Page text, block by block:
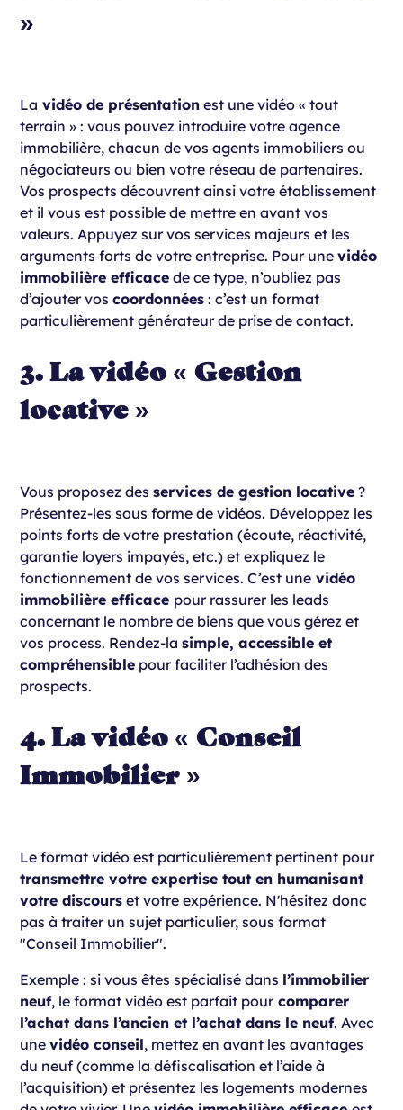
»
La vidéo de présentation est une vidéo « tout
terrain » : vous pouvez introduire votre agence
immobilière, chacun de vos agents immobiliers ou
négociateurs ou bien votre réseau de partenaires.
Vos prospects découvrent ainsi votre établissement
et il vous est possible de mettre en avant vos
valeurs. Appuyez sur vos services majeurs et les
arguments forts de votre entreprise. Pour unevidéo
immobilière efficace de ce type, n’oubliez pas
d’ajouter voscoordonnées : c’est un format
particulièrement générateur de prise de contact.
3. La vidéo « Gestion
locative »
Vous proposez desservices de gestion locative ?
Présentez-les sous forme de vidéos. Développez les
points forts de votre prestation (écoute, réactivité,
garantie loyers impayés, etc.) et expliquez le
fonctionnement de vos services. C’est une vidéo
immobilière efficace pour rassurer les leads
concernant le nombre de biens que vous gérez et
vos process. Rendez-lasimple, accessible et
compréhensible pour faciliter l’adhésion des
prospects.
4. La vidéo « Conseil
Immobilier »
Le format vidéo est particulièrement pertinent pour
transmettre votre expertise tout en humanisant
votre discours et votre expérience. N'hésitez donc
pas à traiter un sujet particulier, sous format
"Conseil Immobilier".
Exemple : si vous êtes spécialisé dans l’immobilier
neuf, le format vidéo est parfait pourcomparer
l’achat dans l’ancien et l’achat dans le neuf. Avec
unevidéo conseil, mettez en avant les avantages
du neuf (comme la défiscalisation et l’aide à
l’acquisition) et présentez les logements modernes